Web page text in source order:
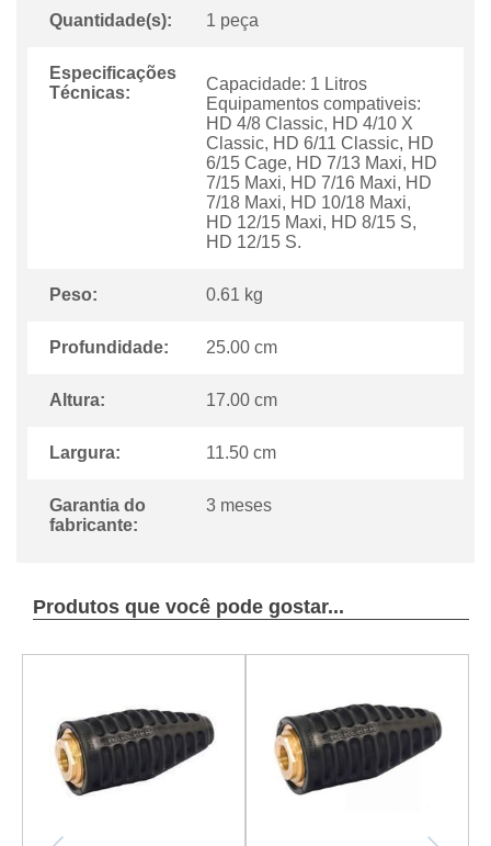
Quantidade(s): 1 peça
Especificações
Técnicas:
Capacidade: 1 Litros
Equipamentos compativeis:
HD 4/8 Classic, HD 4/10 X
Classic, HD 6/11 Classic, HD
6/15 Cage, HD 7/13 Maxi, HD
7/15 Maxi, HD 7/16 Maxi, HD
7/18 Maxi, HD 10/18 Maxi,
HD 12/15 Maxi, HD 8/15 S,
HD 12/15 S.
Peso: 0.61 kg
Profundidade: 25.00 cm
Altura: 17.00 cm
Largura: 11.50 cm
Garantia do
fabricante:
3 meses
Produtos que você pode gostar...